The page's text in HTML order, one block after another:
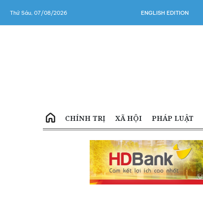
Thứ Sáu, 07/08/2026 ENGLISH EDITION
CHÍNH TRỊ XÃ HỘI PHÁP LUẬT